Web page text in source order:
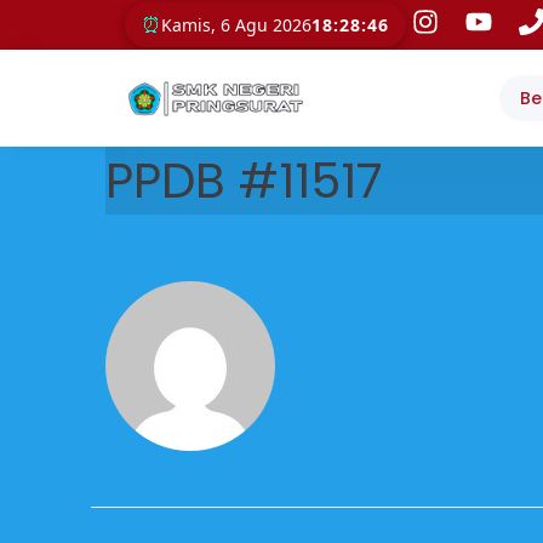
⏰ Kamis, 6 Agu 202618:28:46
PPDB #11517